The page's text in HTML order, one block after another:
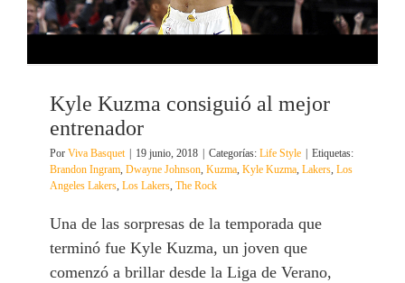
Kyle Kuzma consiguió al mejor
entrenador
Por Viva Basquet 19 junio, 2018 Categorías: Life Style
Etiquetas:
Brandon Ingram, Dwayne Johnson, Kuzma, Kyle Kuzma, Lakers, Los
Angeles Lakers, Los Lakers, The Rock
Una de las sorpresas de la temporada que
terminó fue Kyle Kuzma, un joven que
comenzó a brillar desde la Liga de Verano,